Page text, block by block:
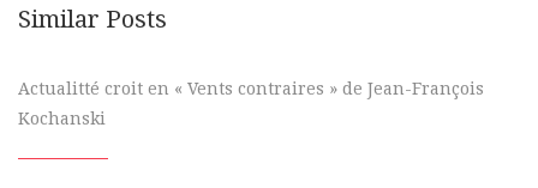
Similar Posts
Actualitté croit en « Vents contraires » de Jean-François
Kochanski